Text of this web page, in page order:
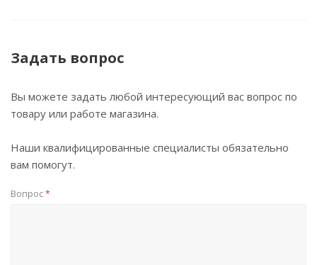
Задать вопрос
Вы можете задать любой интересующий вас вопрос по
товару или работе магазина.
Наши квалифицированные специалисты обязательно
вам помогут.
Вопрос*